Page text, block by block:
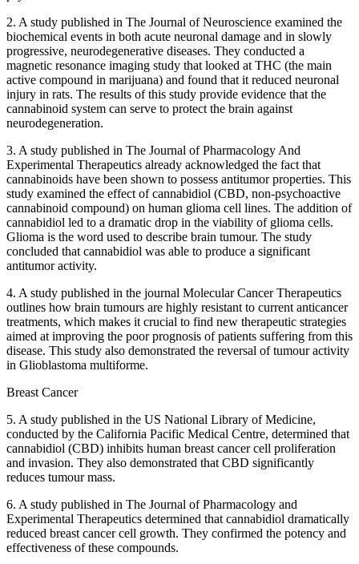
2. A study published in The Journal of Neuroscience examined the
biochemical events in both acute neuronal damage and in slowly
progressive, neurodegenerative diseases. They conducted a
magnetic resonance imaging study that looked at THC (the main
active compound in marijuana) and found that it reduced neuronal
injury in rats. The results of this study provide evidence that the
cannabinoid system can serve to protect the brain against
neurodegeneration.
3. A study published in The Journal of Pharmacology And
Experimental Therapeutics already acknowledged the fact that
cannabinoids have been shown to possess antitumor properties. This
study examined the effect of cannabidiol (CBD, non-psychoactive
cannabinoid compound) on human glioma cell lines. The addition of
cannabidiol led to a dramatic drop in the viability of glioma cells.
Glioma is the word used to describe brain tumour. The study
concluded that cannabidiol was able to produce a significant
antitumor activity.
4. A study published in the journal Molecular Cancer Therapeutics
outlines how brain tumours are highly resistant to current anticancer
treatments, which makes it crucial to find new therapeutic strategies
aimed at improving the poor prognosis of patients suffering from this
disease. This study also demonstrated the reversal of tumour activity
in Glioblastoma multiforme.
Breast Cancer
5. A study published in the US National Library of Medicine,
conducted by the California Pacific Medical Centre, determined that
cannabidiol (CBD) inhibits human breast cancer cell proliferation
and invasion. They also demonstrated that CBD significantly
reduces tumour mass.
6. A study published in The Journal of Pharmacology and
Experimental Therapeutics determined that cannabidiol dramatically
reduced breast cancer cell growth. They confirmed the potency and
effectiveness of these compounds.